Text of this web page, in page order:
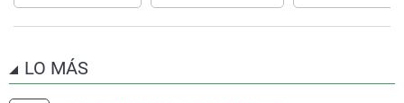
LO MÁS